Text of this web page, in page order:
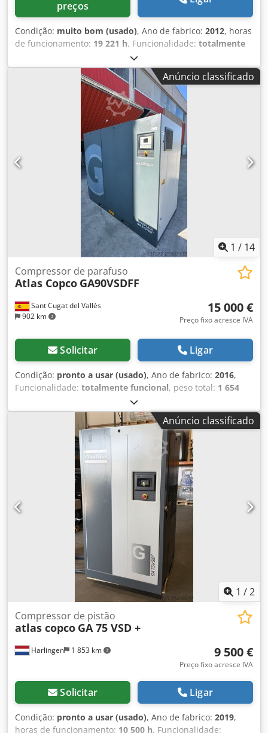
preços
Condição: muito bom (usado), Ano de fabrico: 2012, horas
de funcionamento: 19 221 h, Funcionalidade: totalmente
, Compressor de parafuso sem óleo ZT250FF
Secador integrado. 250 kW 10 bar 42,31 m3/min Codpfx
Aezmdrbsn Tjrf Ano de fabricação: 2012 Horas de
funcionamento: 19.221
Anúncio classificado
1 / 14
Sant Cugat del Vallès
902 km
Compressor de parafuso
Atlas Copco GA90VSDFF
15 000 €
Preço fixo acresce IVA
Solicitar Ligar
Condição: pronto a usar (usado), Ano de fabrico: 2016,
Funcionalidade: totalmente funcional, peso total: 1 654
Placa de identificação disponível,
secador por refrigeração, Atlas Copco, compressor de ar,
modelo: GA90VSDFF, parafuso lubrificado com inversor de
frequência (VSD), com secador, pressão: 12,7 bar, vazão de
ar: 293,1 L/S, motor: 3508 rpm, ano: 2016, peso: 1654 kg.
Envios para toda a Europa não incluídos, IVA não incluído.
Referência: 1167. Crsdpoyxpz Uofx An Tjf
Anúncio classificado
1 /2
Harlingen 1 853 km
Compressor de pistão
atlas copco GA 75 VSD +
9 500 €
Preço fixo acresce IVA
Solicitar Ligar
Condição: pronto a usar (usado), Ano de fabrico: 2019,
horas de funcionamento: 10 500 h, Funcionalidade: